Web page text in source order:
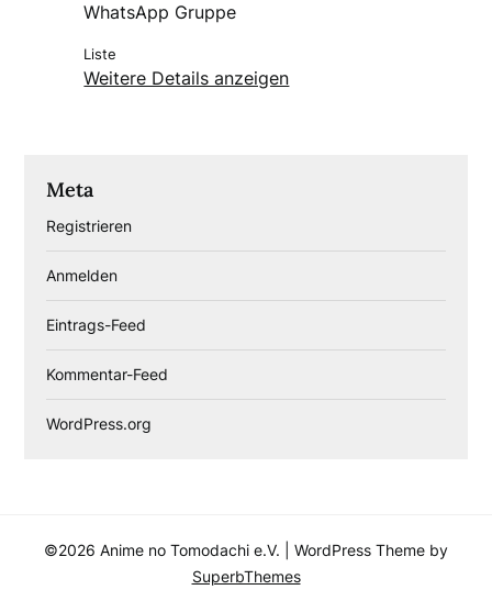
WhatsApp Gruppe
Liste
Weitere Details anzeigen
Meta
Registrieren
Anmelden
Eintrags-Feed
Kommentar-Feed
WordPress.org
©2026 Anime no Tomodachi e.V.
| WordPress Theme by
SuperbThemes